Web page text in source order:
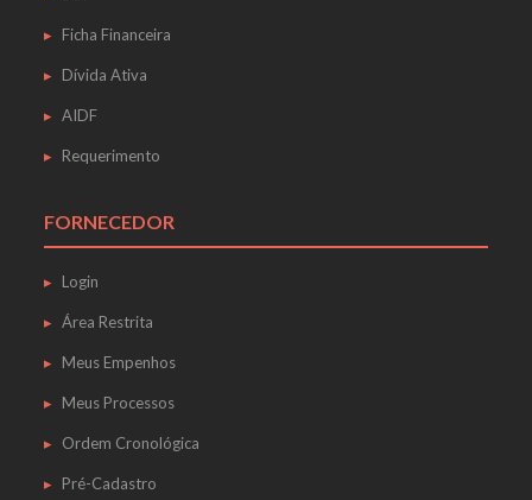
Ficha Financeira
Dívida Ativa
AIDF
Requerimento
FORNECEDOR
Login
Área Restrita
Meus Empenhos
Meus Processos
Ordem Cronológica
Pré-Cadastro